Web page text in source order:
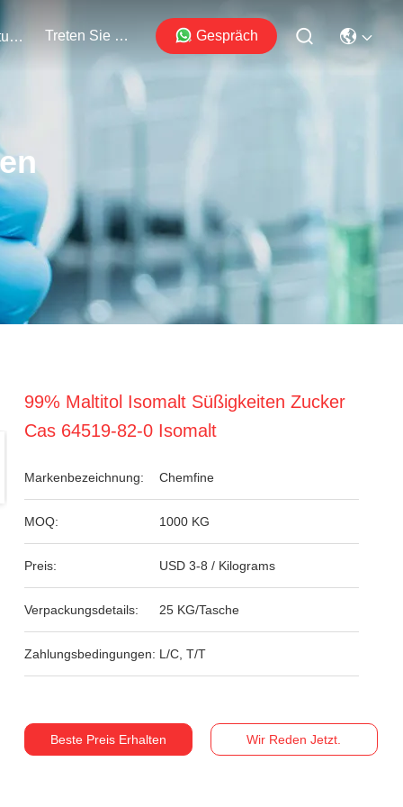
Veranstaltungen Treten Sie Mit Uns In Verbindung Gespräch
99% Maltitol Isomalt Süßigkeiten Zucker
Cas 64519-82-0 Isomalt
Markenbezeichnung: Chemfine
MOQ: 1000 KG
Preis: USD 3-8 / Kilograms
Verpackungsdetails: 25 KG/Tasche
Zahlungsbedingungen: L/C, T/T
Beste Preis Erhalten Wir Reden Jetzt.